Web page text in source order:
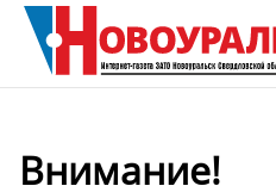
️Внимание!